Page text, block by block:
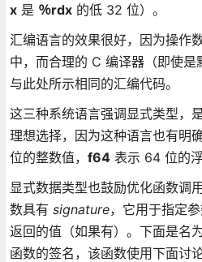
x是 ％rdx的低 32 位）。
汇编语言的效果很好，因为操作
中，而合理的 C 编译器（即使
与此处所示相同的汇编代码。
这三种系统语言强调显式类型，
理想选择，因为这种语言也有明
位的整数值， f64表示 64 位的浮
显式数据类型也鼓励优化函数调
数具有 signature，它用于指定
返回的值（如果有）。下面是名
函数的签名，该函数使用下面讨